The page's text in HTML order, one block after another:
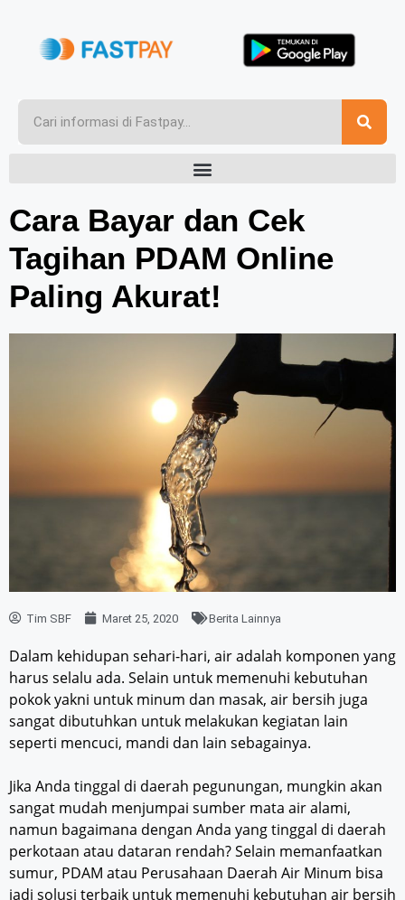
Cara Bayar dan Cek
Tagihan PDAM Online
Paling Akurat!
Tim SBF Maret 25, 2020 Berita Lainnya
Dalam kehidupan sehari-hari, air adalah komponen yang
harus selalu ada. Selain untuk memenuhi kebutuhan
pokok yakni untuk minum dan masak, air bersih juga
sangat dibutuhkan untuk melakukan kegiatan lain
seperti mencuci, mandi dan lain sebagainya.
Jika Anda tinggal di daerah pegunungan, mungkin akan
sangat mudah menjumpai sumber mata air alami,
namun bagaimana dengan Anda yang tinggal di daerah
perkotaan atau dataran rendah? Selain memanfaatkan
sumur, PDAM atau Perusahaan Daerah Air Minum bisa
jadi solusi terbaik untuk memenuhi kebutuhan air bersih